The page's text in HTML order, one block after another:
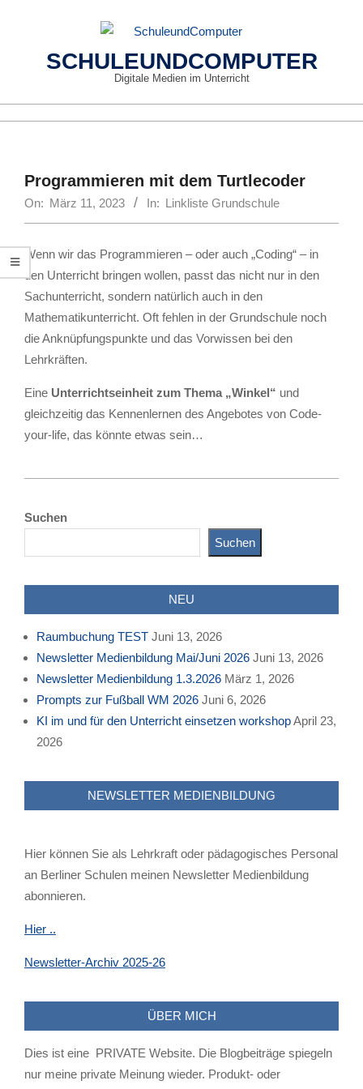
SCHULEUNDCOMPUTER
Digitale Medien im Unterricht
MenuProgrammieren mit dem Turtlecoder
On: März 11, 2023 In: Linkliste Grundschule
Wenn wir das Programmieren – oder auch „Coding“ – in
den Unterricht bringen wollen, passt das nicht nur in den
Sachunterricht, sondern natürlich auch in den
Mathematikunterricht. Oft fehlen in der Grundschule noch
die Anknüpfungspunkte und das Vorwissen bei den
Lehrkräften.
Eine Unterrichtseinheit zum Thema „Winkel“ und
gleichzeitig das Kennenlernen des Angebotes von Code-
your-life, das könnte etwas sein…
11
Suchen
Suchen
NEU
Raumbuchung TEST Juni 13, 2026
Newsletter Medienbildung Mai/Juni 2026 Juni 13, 2026
Newsletter Medienbildung 1.3.2026 März 1, 2026
Prompts zur Fußball WM 2026 Juni 6, 2026
KI im und für den Unterricht einsetzen workshopApril 23,
2026
NEWSLETTER MEDIENBILDUNG
Hier können Sie als Lehrkraft oder pädagogisches Personal
an Berliner Schulen meinen Newsletter Medienbildung
abonnieren.
Hier ..
Newsletter-Archiv 2025-26
ÜBER MICH
Dies ist eine PRIVATE Website. Die Blogbeiträge spiegeln
nur meine private Meinung wieder. Produkt- oder